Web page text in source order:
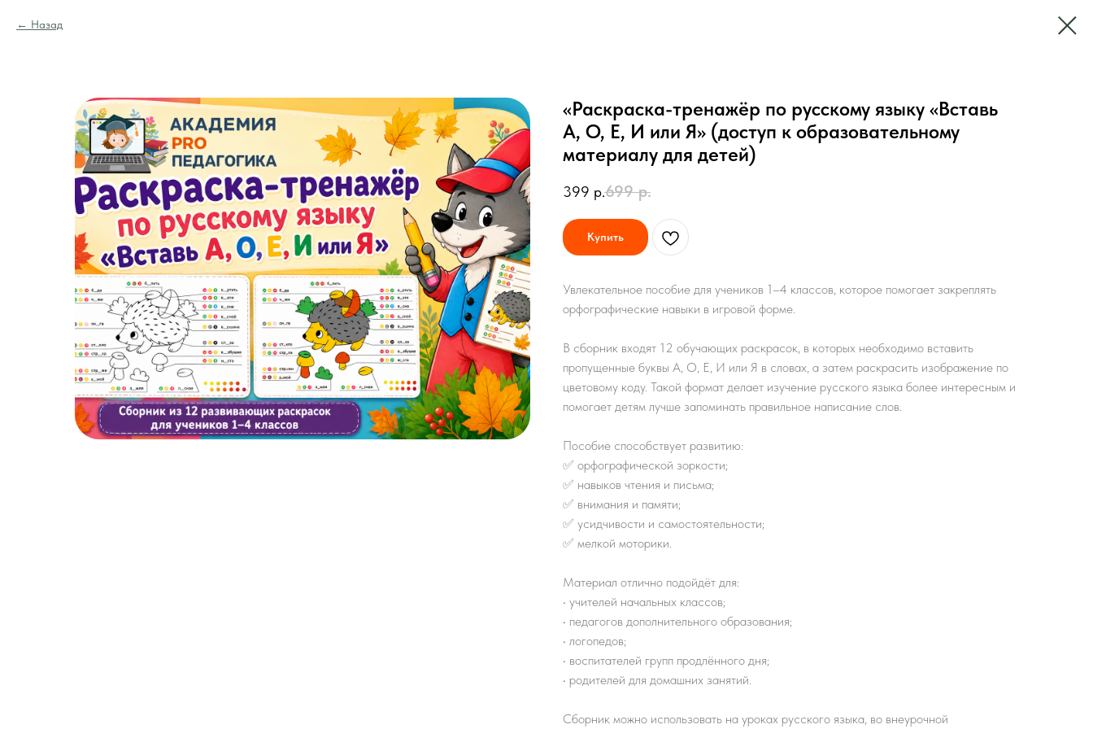
Назад
«Раскраска-тренажёр по русскому языку «Вставь
А, О, Е, И или Я» (доступ к образовательному
материалу для детей)
399 р.699 р.
Купить
Увлекательное пособие для учеников 1–4 классов, которое помогает закреплять
орфографические навыки в игровой форме.
В сборник входят 12 обучающих раскрасок, в которых необходимо вставить
пропущенные буквы А, О, Е, И или Я в словах, а затем раскрасить изображение по
цветовому коду. Такой формат делает изучение русского языка более интересным и
помогает детям лучше запоминать правильное написание слов.
Пособие способствует развитию:
✅ орфографической зоркости;
✅ навыков чтения и письма;
✅ внимания и памяти;
✅ усидчивости и самостоятельности;
✅ мелкой моторики.
Материал отлично подойдёт для:
• учителей начальных классов;
• педагогов дополнительного образования;
• логопедов;
• воспитателей групп продлённого дня;
• родителей для домашних занятий.
Сборник можно использовать на уроках русского языка, во внеурочной